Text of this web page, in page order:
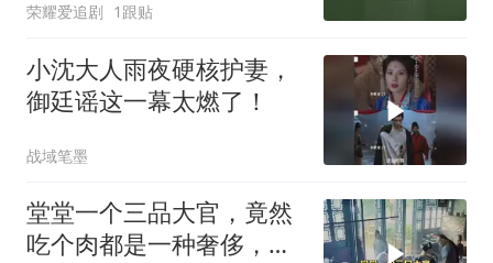
荣耀爱追剧 1跟贴
小沈大人雨夜硬核护妻，
御廷谣这一幕太燃了！
战域笔墨
堂堂一个三品大官，竟然
吃个肉都是一种奢侈，真